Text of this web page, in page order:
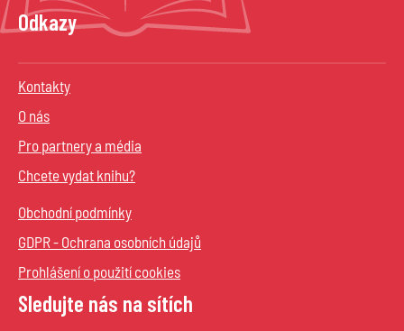
Odkazy
Kontakty
O nás
Pro partnery a média
Chcete vydat knihu?
Obchodní podmínky
GDPR - Ochrana osobních údajů
Prohlášení o použití cookies
Sledujte nás na sítích